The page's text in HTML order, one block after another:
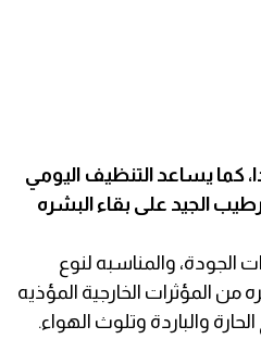
كما يساعد التنظيف اليومي
الجيد على بقاء البشره
الجودة، والمناسبه لنوع
من المؤثرات الخارجية المؤذيه
والباردة وتلوث الهواء.